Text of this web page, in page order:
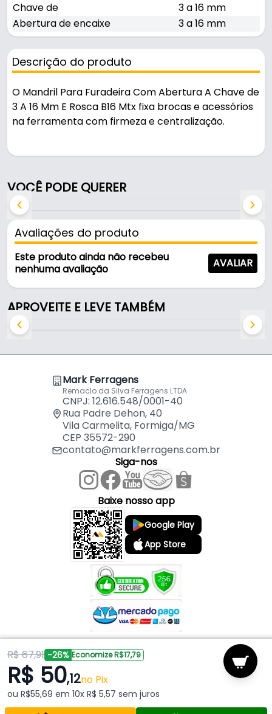
R$ 67,91 -26% Economize R$17,79
R$ 50,12no Pix
ou R$55,69 em 10x R$ 5,57 sem juros
Chave de
3 a 16 mm
Abertura de encaixe
3 a 16 mm
Descrição do produto
O Mandril Para Furadeira Com Abertura A Chave de
3 A 16 Mm E Rosca B16 Mtx fixa brocas e acessórios
na ferramenta com firmeza e centralização.
Fabricado com acabamento aço, é resistente e
durável no uso diário.
Características:
- Marca: Mtx
- Acabamento: Aço
- Rosca: B16
- Abertura de encaixe: 3 a 16 mm
Indicado para furadeiras manuais e máquinas
respeitem o tipo de encaixe e capacidade do
para fixar a broca corretamente e evitar o
desgaste da peça. Conta com coroa dentada
reforçada para facilitar a abertura e o fechamento
das castanhas.
VOCÊ PODE QUERER
Avaliações do produto
Este produto ainda não recebeu
nenhuma avaliação
AVALIAR
APROVEITE E LEVE TAMBÉM
Mark Ferragens
Remaclo da Silva Ferragens LTDA
CNPJ: 12.616.548/0001-40
Rua Padre Dehon, 40
Vila Carmelita, Formiga/MG
CEP 35572-290
contato@markferragens.com.br
Siga-nos
Baixe nosso app
Google Play
App Store
Copyright © 2026 Mark Ferragens. Todos os direitos reservados.